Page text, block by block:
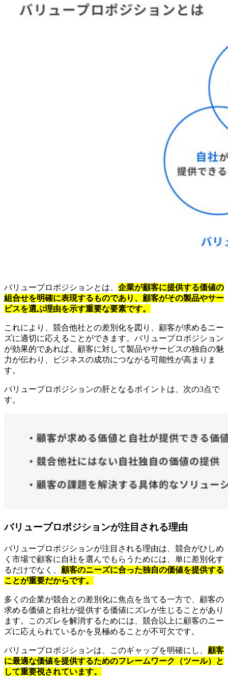
バリュープロポジションとは、 企業が顧客に提供する価値の
組合せを明確に表現するものであり、顧客がその製品やサー
ビスを選ぶ理由を示す重要な要素です。
これにより、競合他社との差別化を図り、顧客が求めるニー
ズに適切に応えることができます。バリュープロポジション
が効果的であれば、顧客に対して製品やサービスの独自の魅
力が伝わり、ビジネスの成功につながる可能性が高まりま
す。
バリュープロポジションの肝となるポイントは、次の3点で
す。
バリュープロポジションが注目される理由
バリュープロポジションが注目される理由は、競合がひしめ
く市場で顧客に自社を選んでもらうためには、単に差別化す
るだけでなく、 顧客のニーズに合った独自の価値を提供する
ことが重要だからです。
多くの企業が競合との差別化に焦点を当てる一方で、顧客の
求める価値と自社が提供する価値にズレが生じることがあり
ます。このズレを解消するためには、競合以上に顧客のニー
ズに応えられているかを見極めることが不可欠です。
バリュープロポジションは、このギャップを明確にし、 顧客
に最適な価値を提供するためのフレームワーク（ツール）と
して重要視されています。